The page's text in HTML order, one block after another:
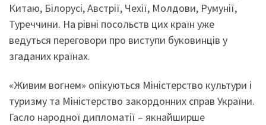
Китаю, Білорусі, Австрії, Чехії, Молдови, Румунії,
Туреччини. На рівні посольств цих країн уже
ведуться переговори про виступи буковинців у
згаданих країнах.
«Живим вогнем» опікуються Міністерство культури і
туризму та Міністерство закордонних справ України.
Гасло народної дипломатії – якнайширше